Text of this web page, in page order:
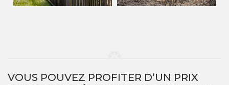
VOUS POUVEZ PROFITER D’UN PRIX